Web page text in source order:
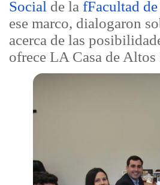
Social de la fFacultad
ese marco, dialogaron
acerca de las
ofrece LA Casa de